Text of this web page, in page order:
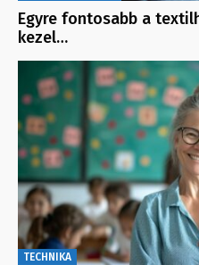
Egyre fontosabb a
kezel…
TECHNIKA